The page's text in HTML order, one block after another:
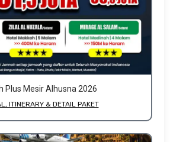
Plus Mesir Alhusna 2026
ITINERARY & DETAIL PAKET